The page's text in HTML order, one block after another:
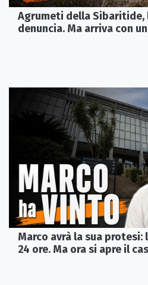
Agrumeti della Sibaritide,
denuncia. Ma arriva con
Marco avrà la sua protesi:
24 ore. Ma ora si apre il